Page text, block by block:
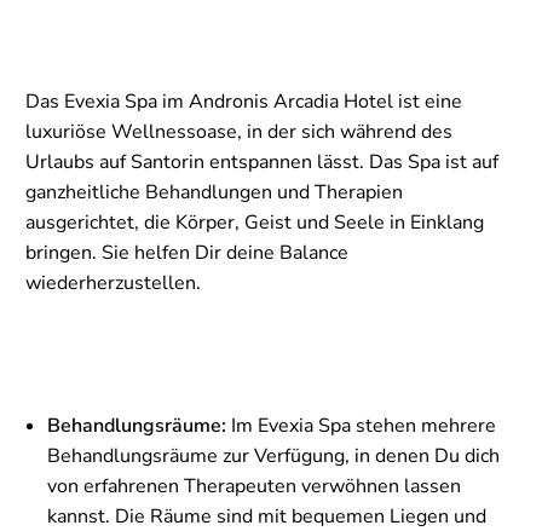
Das Evexia Spa im Andronis Arcadia Hotel ist eine
luxuriöse Wellnessoase, in der sich während des
Urlaubs auf Santorin entspannen lässt. Das Spa ist auf
ganzheitliche Behandlungen und Therapien
ausgerichtet, die Körper, Geist und Seele in Einklang
bringen. Sie helfen Dir deine Balance
wiederherzustellen.
Behandlungsräume: Im Evexia Spa stehen mehrere
Behandlungsräume zur Verfügung, in denen Du dich
von erfahrenen Therapeuten verwöhnen lassen
kannst. Die Räume sind mit bequemen Liegen und